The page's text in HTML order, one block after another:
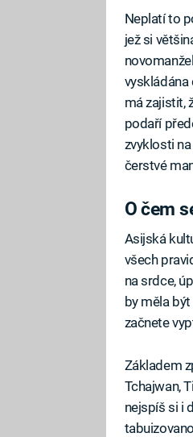
Neplatí to
jež si
má zajistit,
podaří
zvyklosti
čerstvé
O čem
Asijská
všech
na srdce,
by měla
začnete
Základem
Tchajwan,
nejspíš si i